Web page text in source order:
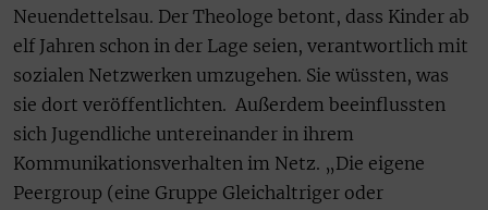
Neuendettelsau. Der Theologe betont, dass Kinder ab
elf Jahren schon in der Lage seien, verantwortlich mit
sozialen Netzwerken umzugehen. Sie wüssten, was
sie dort veröffentlichten. Außerdem beeinflussten
sich Jugendliche untereinander in ihrem
Kommunikationsverhalten im Netz. „Die eigene
Peergroup (eine Gruppe Gleichaltriger oder